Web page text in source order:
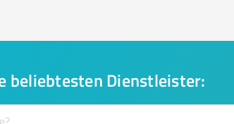
beliebtesten Dienstleister: